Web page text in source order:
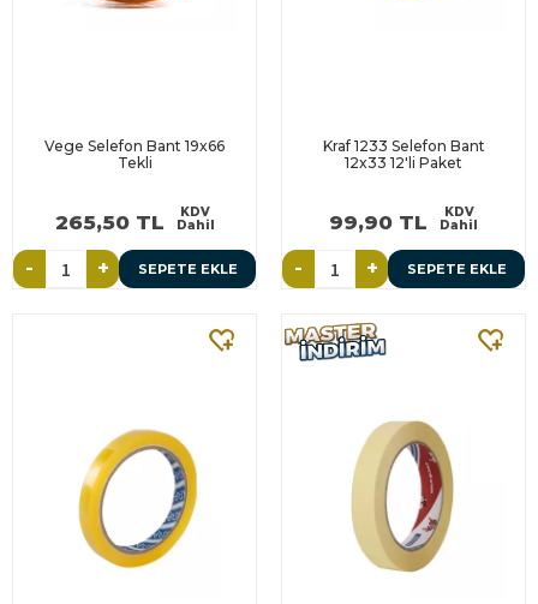
Vege Selefon Bant 19x66
Tekli
265,50 TL
KDV
Dahil
- + SEPETE EKLE
Kraf 1233 Selefon Bant
12x33 12'li Paket
99,90 TL
KDV
Dahil
- + SEPETE EKLE